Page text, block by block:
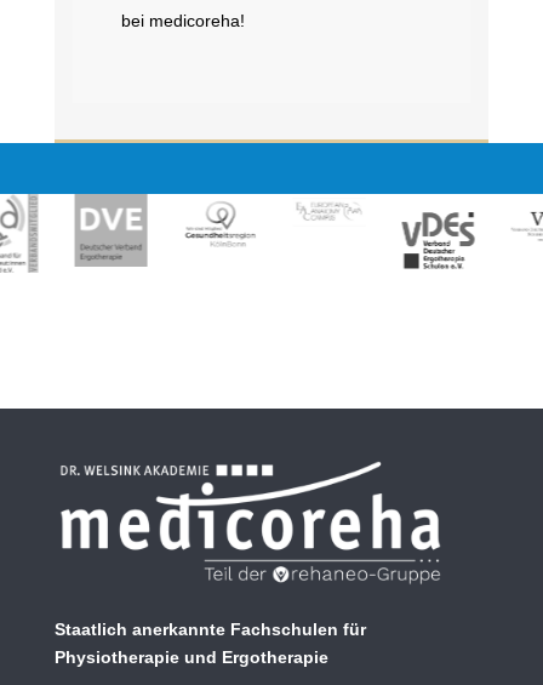
bei medicoreha!
Staatlich anerkannte Fachschulen für
Physiotherapie und Ergotherapie